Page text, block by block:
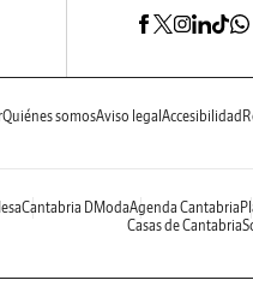
Quiénes somosAviso legal Accesibilidad
Cantabria DModaAgenda Cantabria
Casas de Cantabria